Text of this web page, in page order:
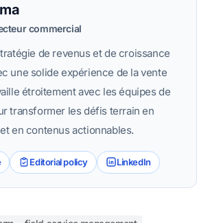
commercial
de revenus et de croissance
une solide expérience de la vente
étroitement avec les équipes de
transformer les défis terrain en
en contenus actionnables.
Editorial policy LinkedIn